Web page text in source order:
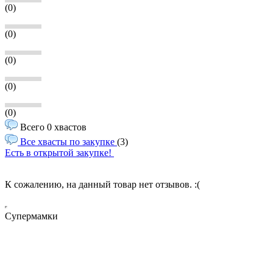
(0)
(0)
(0)
(0)
(0)
Всего 0 хвастов
Все хвасты по закупке (3)
Есть в открытой закупке!
К сожалению, на данный товар нет отзывов. :(
Супермамки